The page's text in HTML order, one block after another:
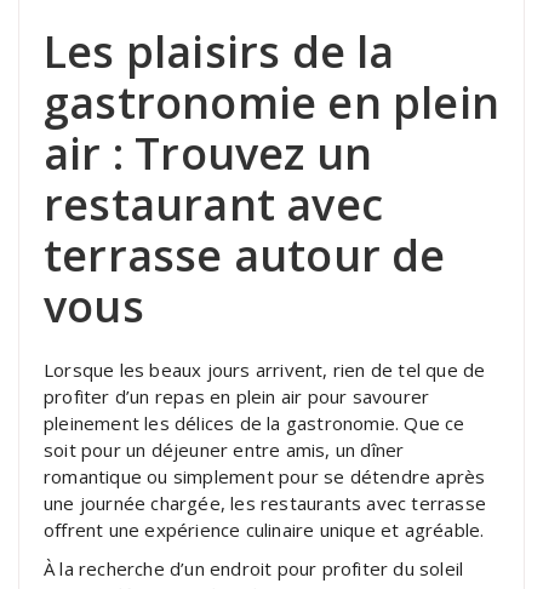
Les plaisirs de la
gastronomie en plein
air : Trouvez un
restaurant avec
terrasse autour de
vous
Lorsque les beaux jours arrivent, rien de tel que de
profiter d’un repas en plein air pour savourer
pleinement les délices de la gastronomie. Que ce
soit pour un déjeuner entre amis, un dîner
romantique ou simplement pour se détendre après
une journée chargée, les restaurants avec terrasse
offrent une expérience culinaire unique et agréable.
À la recherche d’un endroit pour profiter du soleil